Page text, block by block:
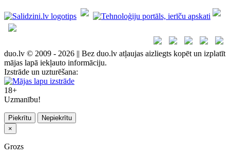
duo.lv © 2009 - 2026 || Bez duo.lv atļaujas aizliegts kopēt un izplatīt
mājas lapā iekļauto informāciju.
Izstrāde un uzturēšana:
18+
Uzmanību!
Piekrītu
Nepiekrītu
×
Grozs